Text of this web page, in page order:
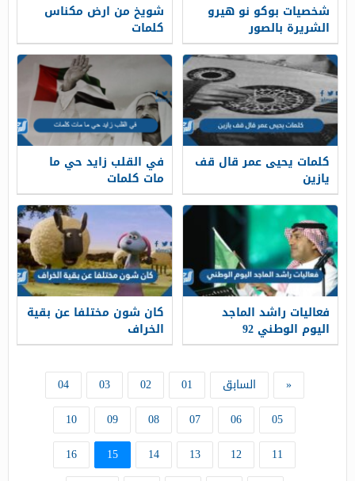
شخصيات بوكو نو هيرو
الشريرة بالصور
شويخ من ارض مكناس
كلمات
كلمات يحيى عمر قال قف
يازين
في القلب زايد حي ما
مات كلمات
فعاليات راشد الماجد
اليوم الوطني 92
كان شون مختلفا عن بقية
الخراف
« السابق 01
02
03
04
05
06
07
08
09
10
11
12
13
14
15
16